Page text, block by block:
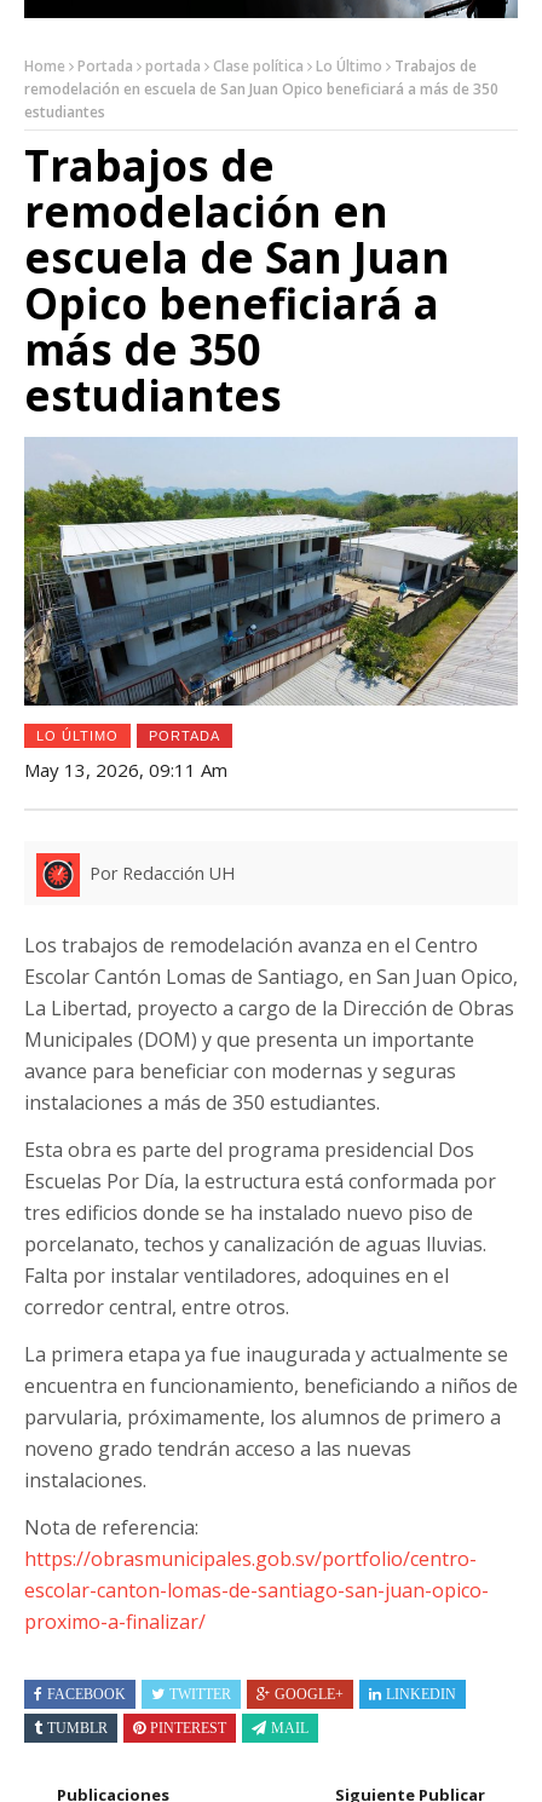
Home Portada portada Clase política Lo Último
Trabajos de
remodelación en escuela de San Juan Opico beneficiará a más de 350
estudiantes
Trabajos de
remodelación en
escuela de San Juan
Opico beneficiará a
más de 350
estudiantes
LO ÚLTIMO PORTADA
May 13, 2026, 09:11 Am
Por Redacción UH
Los trabajos de remodelación avanza en el Centro
Escolar Cantón Lomas de Santiago, en San Juan Opico,
La Libertad, proyecto a cargo de la Dirección de Obras
Municipales (DOM) y que presenta un importante
avance para beneficiar con modernas y seguras
instalaciones a más de 350 estudiantes.
Esta obra es parte del programa presidencial Dos
Escuelas Por Día, la estructura está conformada por
tres edificios donde se ha instalado nuevo piso de
porcelanato, techos y canalización de aguas lluvias.
Falta por instalar ventiladores, adoquines en el
corredor central, entre otros.
La primera etapa ya fue inaugurada y actualmente se
encuentra en funcionamiento, beneficiando a niños de
parvularia, próximamente, los alumnos de primero a
noveno grado tendrán acceso a las nuevas
instalaciones.
Nota de referencia:
https://obrasmunicipales.gob.sv/portfolio/centro-
escolar-canton-lomas-de-santiago-san-juan-opico-
proximo-a-finalizar/
FACEBOOK TWITTER GOOGLE+
LINKEDIN
TUMBLR
PINTEREST MAIL
Publicaciones Siguiente Publicar